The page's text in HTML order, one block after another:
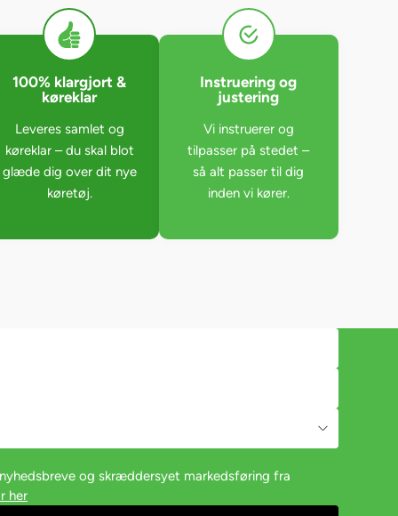
100% klargjort &
køreklar
Leveres samlet og
køreklar – du skal blot
glæde dig over dit nye
køretøj.
Instruering og
justering
Vi instruerer og
tilpasser på stedet –
så alt passer til dig
inden vi kører.
og skræddersyet markedsføring fra
her